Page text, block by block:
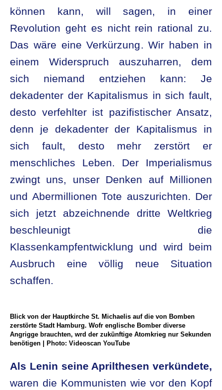
können kann, will sagen, in einer
Revolution geht es nicht rein rational zu.
Das wäre eine Verkürzung. Wir haben in
einem Widerspruch auszuharren, dem
sich niemand entziehen kann: Je
dekadenter der Kapitalismus in sich fault,
desto verfehlter ist pazifistischer Ansatz,
denn je dekadenter der Kapitalismus in
sich fault, desto mehr zerstört er
menschliches Leben. Der Imperialismus
zwingt uns, unser Denken auf Millionen
und Abermillionen Tote auszurichten. Der
sich jetzt abzeichnende dritte Weltkrieg
beschleunigt die
Klassenkampfentwicklung und wird beim
Ausbruch eine völlig neue Situation
schaffen.
Blick von der Hauptkirche St. Michaelis auf die von Bomben
zerstörte Stadt Hamburg. Wofr englische Bomber diverse
Angrigge brauchten, wrd der zukünftige Atomkrieg nur Sekunden
benötigen | Photo: Videoscan YouTube
Als Lenin seine Aprilthesen verkündete,
waren die Kommunisten wie vor den Kopf